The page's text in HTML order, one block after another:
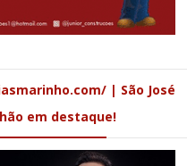
| São José
em destaque!